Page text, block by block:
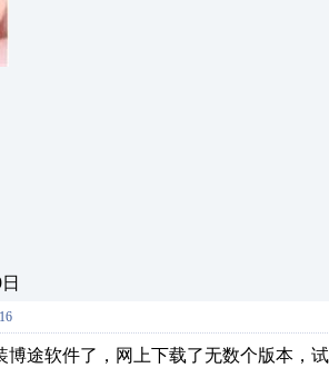
博途软件了，网上下载了无数个版本，